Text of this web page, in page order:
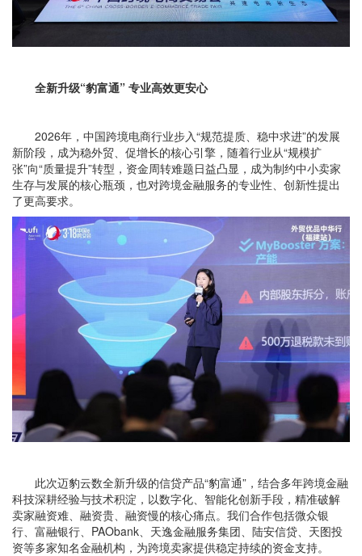
全新升级“豹富通” 专业高效更安心
2026年，中国跨境电商行业步入“规范提质、稳中求进”的发展
新阶段，成为稳外贸、促增长的核心引擎，随着行业从“规模扩
张”向“质量提升”转型，资金周转难题日益凸显，成为制约中小卖家
生存与发展的核心瓶颈，也对跨境金融服务的专业性、创新性提出
了更高要求。
此次迈豹云数全新升级的信贷产品“豹富通”，结合多年跨境金融
科技深耕经验与技术积淀，以数字化、智能化创新手段，精准破解
卖家融资难、融资贵、融资慢的核心痛点。我们合作包括微众银
行、富融银行、PAObank、天逸金融服务集团、陆安信贷、天图投
资等多家知名金融机构，为跨境卖家提供稳定持续的资金支持。